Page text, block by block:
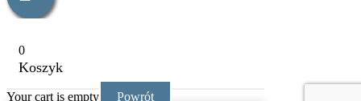
0
Koszyk
Your cart is empty Powrót